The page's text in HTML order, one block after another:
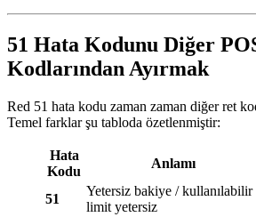
51 Hata Kodunu Diğer
Kodlarından Ayırmak
Red 51 hata kodu zaman zaman diğer ret
Temel farklar şu tabloda özetlenmiştir:
Hata
Kodu
Anlamı
51
Yetersiz bakiye / kullanılabilir
limit yetersiz